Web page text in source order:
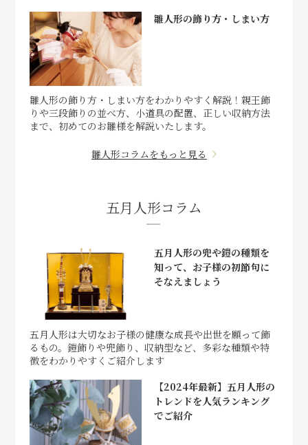
雛人形の飾り方・しまい方
雛人形の飾り方・しまい方をわかりやすく解説！親王飾
りや三段飾りの並べ方、小道具の配置、正しい収納方法
まで、初めてのお雛様を解説いたします。
雛人形コラムをもっと見る
五月人形コラム
五月人形の兜や鎧の種類を
知って、お子様の初節句に
そなえましょう
五月人形は大切なお子様の健康な成長や出世を願って飾
るもの。鎧飾りや兜飾り、収納型など、多彩な種類や特
徴をわかりやすくご紹介します
【2024年最新】五月人形の
トレンドを人気ランキング
でご紹介